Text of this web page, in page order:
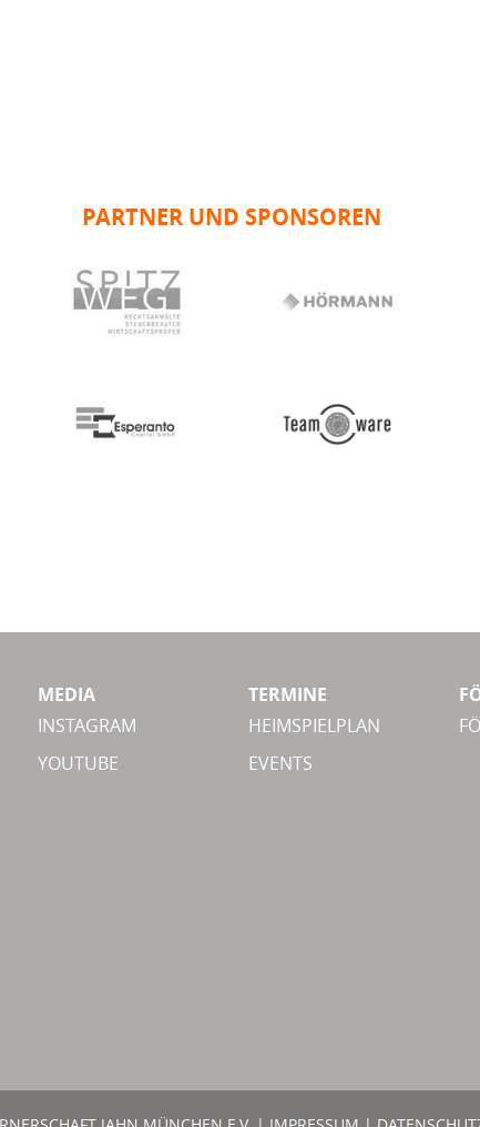
PARTNER UND SPONSOREN
MEDIA
INSTAGRAM
YOUTUBE
TERMINE
HEIMSPIELPLAN
EVENTS